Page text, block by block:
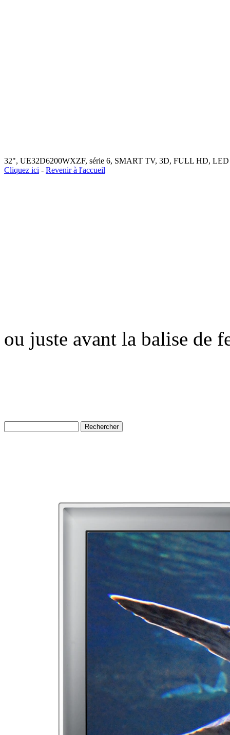
32", UE32D6200WXZF, série 6, SMART TV, 3D, FULL HD,
Cliquez ici - Revenir à l'accueil
ou juste avant la balise de